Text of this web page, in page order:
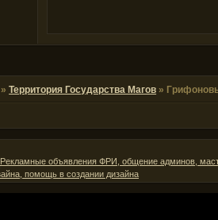
»Территория Государства Магов »